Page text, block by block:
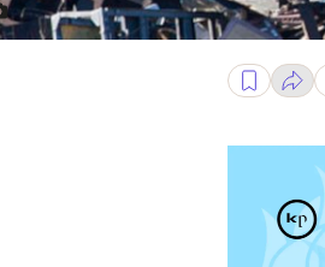
fot. Wojciech Janaczek /File source: